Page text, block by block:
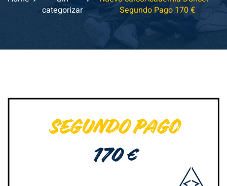
categorizar
Segundo Pago 170 €